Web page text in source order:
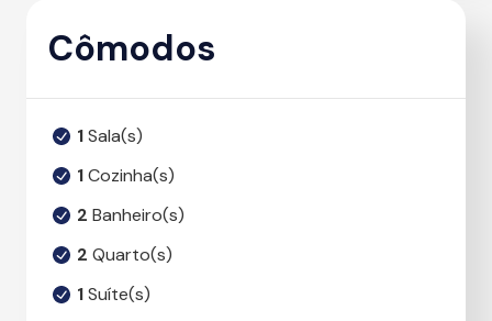
Cômodos
1Sala(s)
1Cozinha(s)
2 Banheiro(s)
2 Quarto(s)
1Suíte(s)